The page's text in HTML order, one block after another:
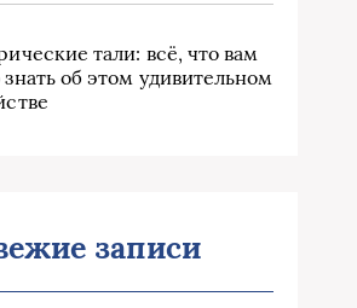
тали: всё, что вам
об этом удивительном
записи